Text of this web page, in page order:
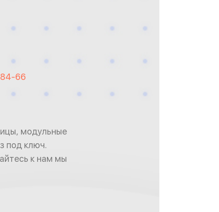
66
модульные
под ключ.
к нам мы